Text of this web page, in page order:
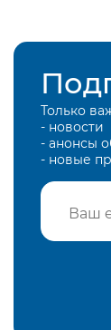
Только
- новости
- анонсы
- новые